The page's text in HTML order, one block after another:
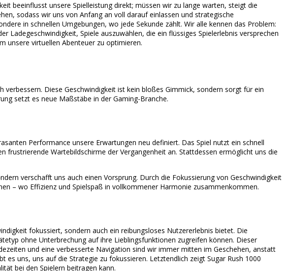
beeinflusst unsere Spielleistung direkt; müssen wir zu lange warten, steigt die
sodass wir uns von Anfang an voll darauf einlassen und strategische
in schnellen Umgebungen, wo jede Sekunde zählt. Wir alle kennen das Problem:
Spiele auszuwählen, die ein flüssiges Spielerlebnis versprechen
unsere virtuellen Abenteuer zu optimieren.
Diese Geschwindigkeit ist kein bloßes Gimmick, sondern sorgt für ein
setzt es neue Maßstäbe in der Gaming-Branche.
Performance unsere Erwartungen neu definiert. Das Spiel nutzt ein schnell
frustrierende Wartebildschirme der Vergangenheit an. Stattdessen ermöglicht uns die
verschafft uns auch einen Vorsprung. Durch die Fokussierung von Geschwindigkeit
– wo Effizienz und Spielspaß in vollkommener Harmonie zusammenkommen.
fokussiert, sondern auch ein reibungsloses Nutzererlebnis bietet. Die
ohne Unterbrechung auf ihre Lieblingsfunktionen zugreifen können. Dieser
und eine verbesserte Navigation sind wir immer mitten im Geschehen, anstatt
uns, uns auf die Strategie zu fokussieren. Letztendlich zeigt Sugar Rush 1000
bei den Spielern beitragen kann.